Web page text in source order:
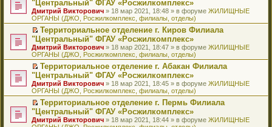
и
ю
щ
е
н
и
ю
у
с
о
о
б
щ
е
н
и
ю
н
н
о
м
с
о
о
б
щ
е
н
и
ю
и
т
а
н
н
о
м
у
с
о
о
б
щ
е
н
и
ю
е
п
р
о
ч
и
т
а
н
н
о
м
у
с
о
о
б
в
о
м
у
н
е
п
р
о
ч
и
т
а
н
н
о
м
и
к
п
е
р
в
о
м
у
н
е
п
р
о
ч
и
т
е
р
е
й
т
и
к
п
е
р
в
о
м
у
н
е
п
"Центральный" ФГАУ «Росжилкомплекс»
Дмитрий Викторович » 18 мар 2021, 18:48 » в форуме ЖИЛИЩНЫЕ
ОРГАНЫ (ДЖО, Росжилкомплекс, филиалы, отделы)
П
е
р
е
й
т
и
к
п
е
р
в
о
Территориальное отделение г. Киров Филиала
"Центральный" ФГАУ «Росжилкомплекс»
Дмитрий Викторович » 18 мар 2021, 18:47 » в форуме ЖИЛИЩНЫЕ
ОРГАНЫ (ДЖО, Росжилкомплекс, филиалы, отделы)
П
е
р
е
й
т
и
к
Территориальное отделение г. Абакан Филиала
"Центральный" ФГАУ «Росжилкомплекс»
Дмитрий Викторович » 18 мар 2021, 18:45 » в форуме ЖИЛИЩНЫЕ
ОРГАНЫ (ДЖО, Росжилкомплекс, филиалы, отделы)
П
е
р
Территориальное отделение г. Пермь Филиала
"Центральный" ФГАУ «Росжилкомплекс»
Дмитрий Викторович » 18 мар 2021, 18:44 » в форуме ЖИЛИЩНЫЕ